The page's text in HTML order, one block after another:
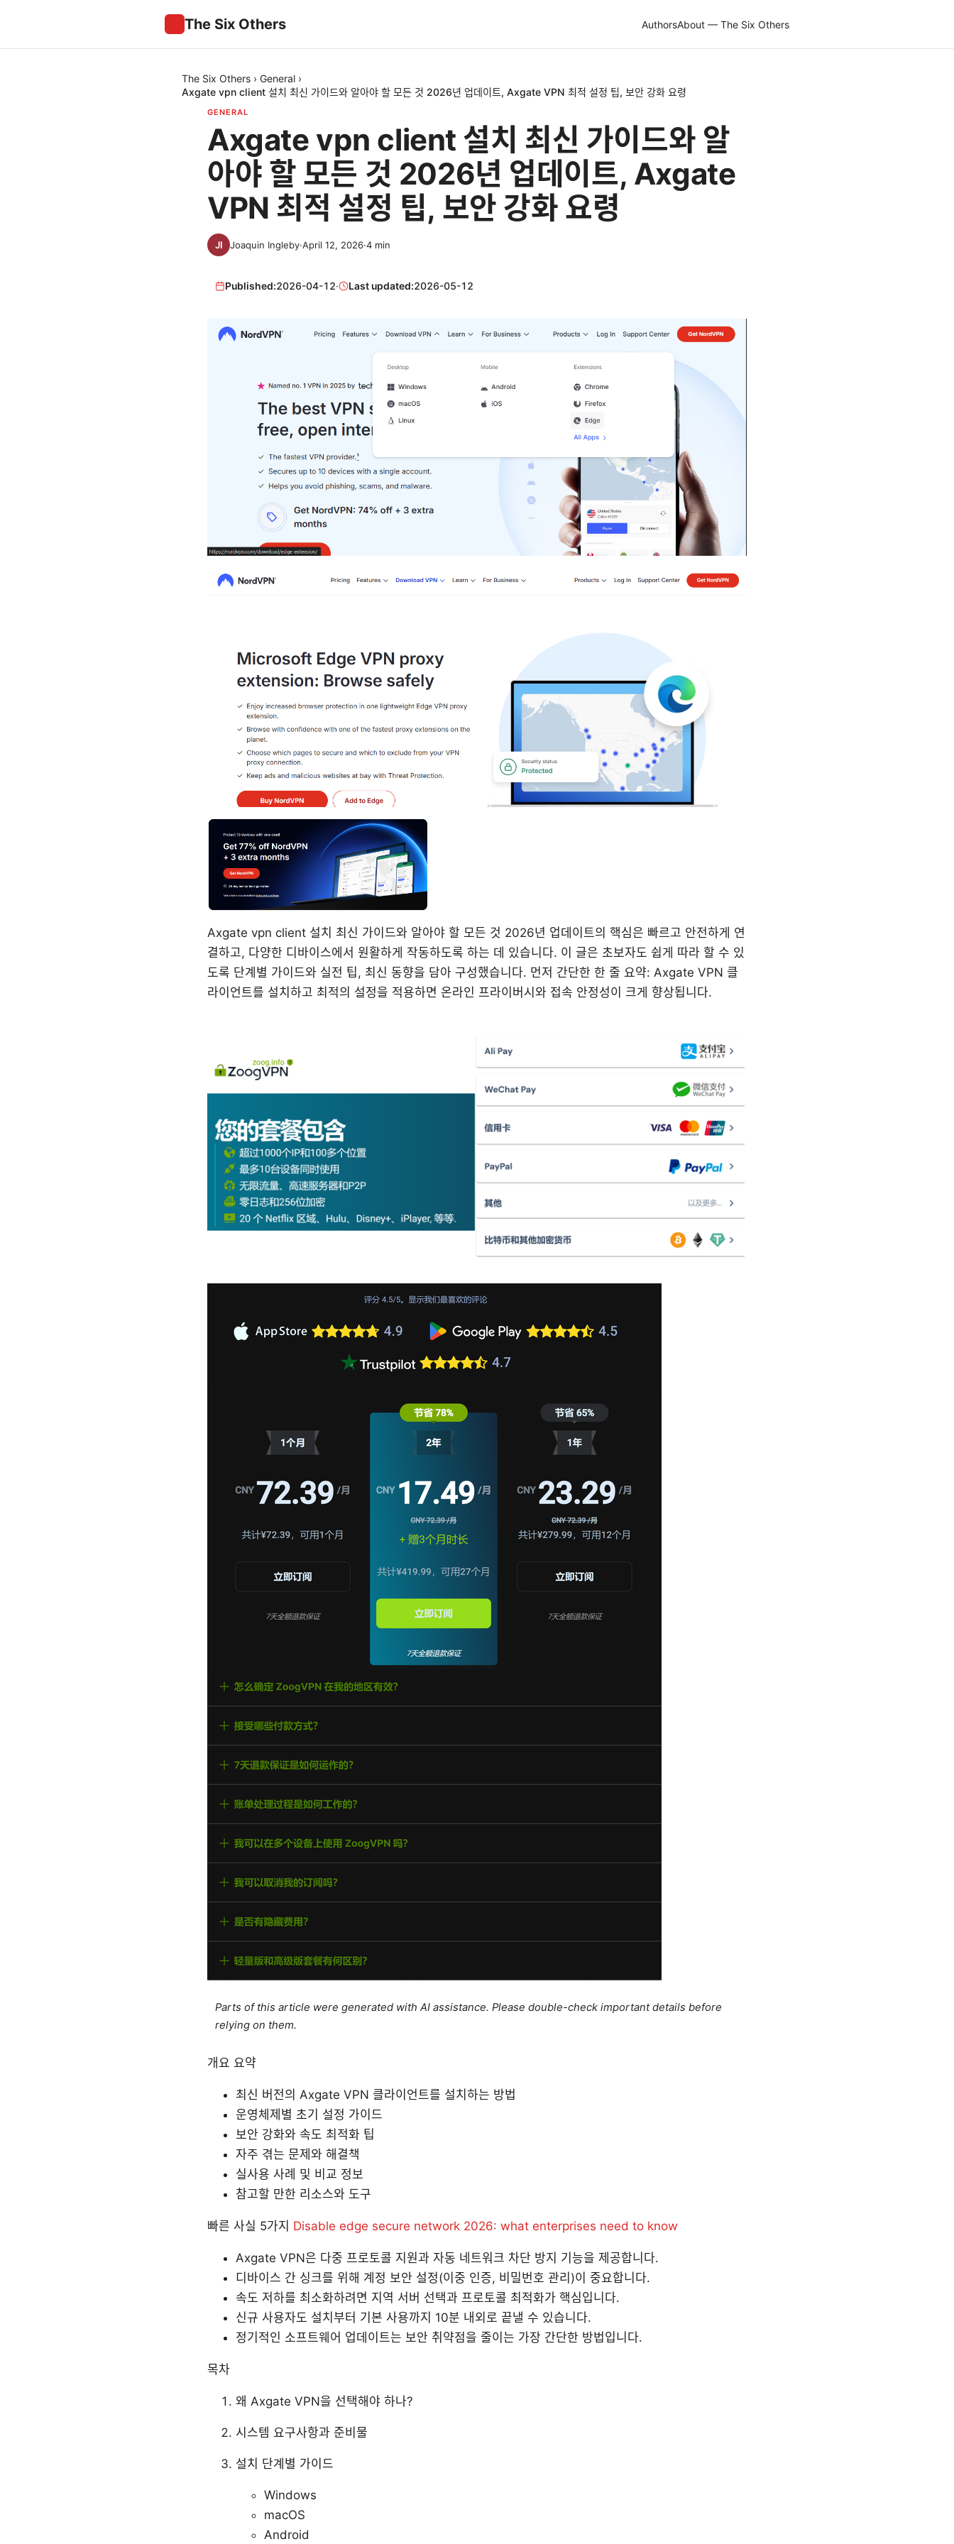
The Six Others AuthorsAbout — The Six Others
The Six Others › General ›
Axgate vpn client 설치 최신 가이드와 알아야 할 모든 것 2026년 업데이트, Axgate VPN 최적 설정 팁, 보안 강화 요령
GENERAL
Axgate vpn client 설치 최신 가이드와 알
아야 할 모든 것 2026년 업데이트, Axgate
VPN 최적 설정 팁, 보안 강화 요령
Joaquin Ingleby·April 12, 2026·4 min
Published:2026-04-12· Last updated:2026-05-12
Axgate vpn client 설치 최신 가이드와 알아야 할 모든 것 2026년 업데이트의 핵심은 빠르고 안전하게 연
결하고, 다양한 디바이스에서 원활하게 작동하도록 하는 데 있습니다. 이 글은 초보자도 쉽게 따라 할 수 있
도록 단계별 가이드와 실전 팁, 최신 동향을 담아 구성했습니다. 먼저 간단한 한 줄 요약: Axgate VPN 클
라이언트를 설치하고 최적의 설정을 적용하면 온라인 프라이버시와 접속 안정성이 크게 향상됩니다.
Parts of this article were generated with AI assistance. Please double-check important details before
relying on them.
개요 요약
최신 버전의 Axgate VPN 클라이언트를 설치하는 방법
운영체제별 초기 설정 가이드
보안 강화와 속도 최적화 팁
자주 겪는 문제와 해결책
실사용 사례 및 비교 정보
참고할 만한 리소스와 도구
빠른 사실 5가지 Disable edge secure network 2026: what enterprises need to know
Axgate VPN은 다중 프로토콜 지원과 자동 네트워크 차단 방지 기능을 제공합니다.
디바이스 간 싱크를 위해 계정 보안 설정(이중 인증, 비밀번호 관리)이 중요합니다.
속도 저하를 최소화하려면 지역 서버 선택과 프로토콜 최적화가 핵심입니다.
신규 사용자도 설치부터 기본 사용까지 10분 내외로 끝낼 수 있습니다.
정기적인 소프트웨어 업데이트는 보안 취약점을 줄이는 가장 간단한 방법입니다.
목차
왜 Axgate VPN을 선택해야 하나?
시스템 요구사항과 준비물
설치 단계별 가이드
Windows
macOS
Android